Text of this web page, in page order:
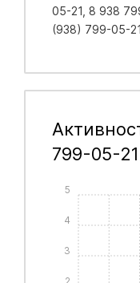
05-21, 8 938
(938) 799-05-
799-05-21
2
3
4
5